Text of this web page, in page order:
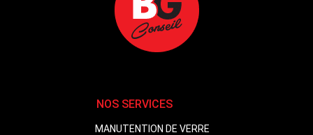
NOS SERVICES
MANUTENTION DE VERRE